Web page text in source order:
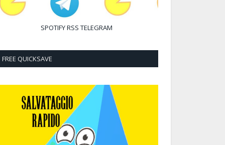
SPOTIFYRSS TELEGRAM
FREE QUICKSAVE